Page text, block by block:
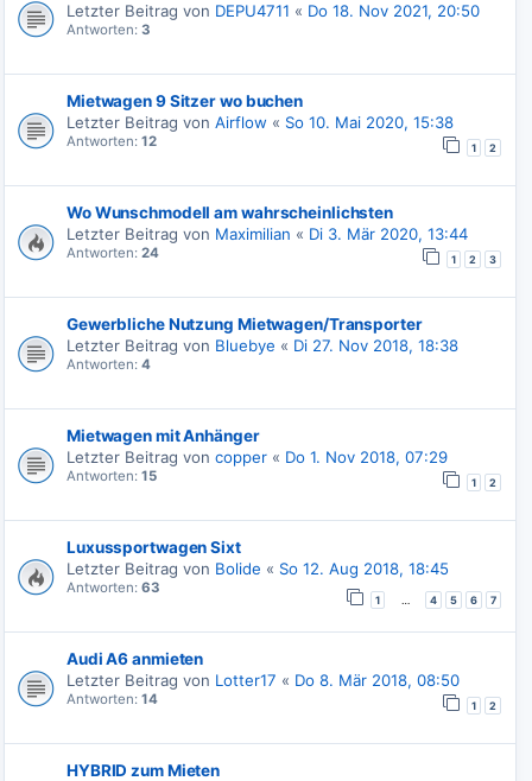
Letzter Beitrag von DEPU4711 « Do 18. Nov 2021, 20:50
Antworten: 3
Mietwagen 9 Sitzer wo buchen
Letzter Beitrag von Airflow « So 10. Mai 2020, 15:38
Antworten: 12 1 2
Wo Wunschmodell am wahrscheinlichsten
Letzter Beitrag von Maximilian « Di 3. Mär 2020, 13:44
Antworten: 24 1 2 3
Gewerbliche Nutzung Mietwagen/Transporter
Letzter Beitrag von Bluebye « Di 27. Nov 2018, 18:38
Antworten: 4
Mietwagen mit Anhänger
Letzter Beitrag von copper « Do 1. Nov 2018, 07:29
Antworten: 15 1 2
Luxussportwagen Sixt
Letzter Beitrag von Bolide « So 12. Aug 2018, 18:45
Antworten: 63
1 4 5 6 7
Audi A6 anmieten
Letzter Beitrag von Lotter17 « Do 8. Mär 2018, 08:50
Antworten: 14 1 2
HYBRID zum Mieten